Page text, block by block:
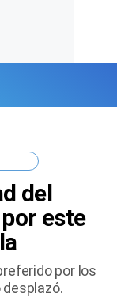
del
este
por los